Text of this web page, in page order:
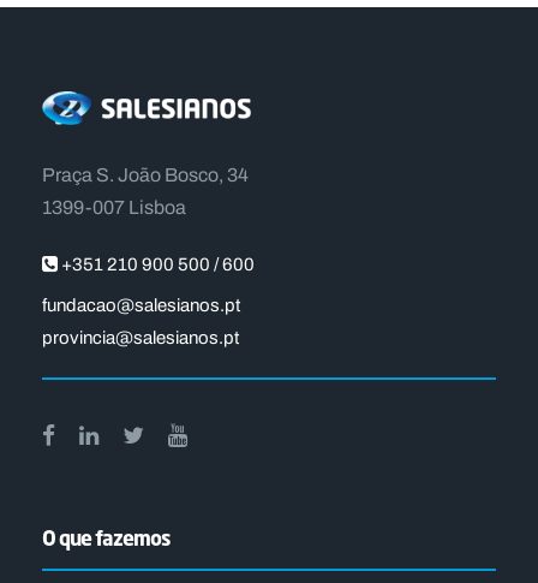
Praça S. João Bosco, 34
1399-007 Lisboa
+351 210 900 500 / 600
fundacao@salesianos.pt
provincia@salesianos.pt
O que fazemos